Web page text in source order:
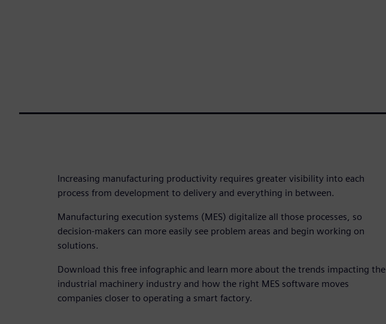
Increasing manufacturing productivity requires greater visibility into each
process from development to delivery and everything in between.
Manufacturing execution systems (MES) digitalize all those processes, so
decision-makers can more easily see problem areas and begin working on
solutions.
Download this free infographic and learn more about the trends impacting the
industrial machinery industry and how the right MES software moves
companies closer to operating a smart factory.